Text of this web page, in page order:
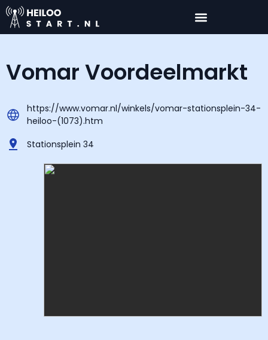
Vomar Voordeelmarkt
https://www.vomar.nl/winkels/vomar-stationsplein-34-
heiloo-(1073).htm
Stationsplein 34